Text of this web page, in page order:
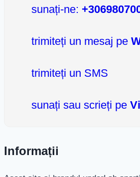
sunați-ne:
trimiteți un mesaj pe
trimiteți un SMS
sunați sau scrieți pe
Informații